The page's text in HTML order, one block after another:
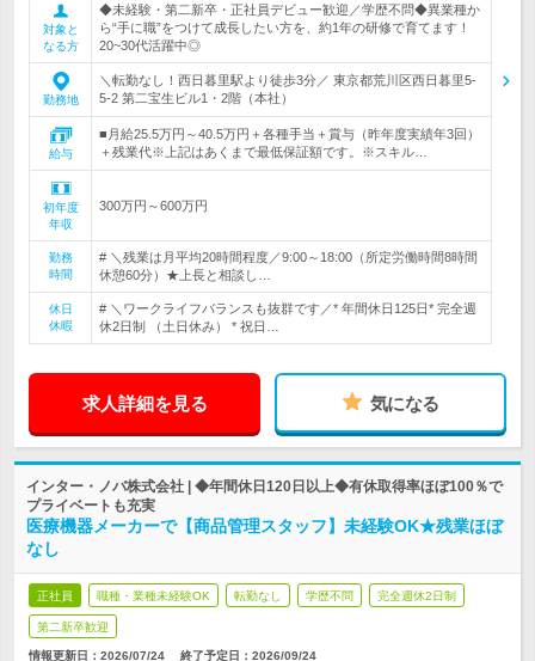
対象と
なる方
◆未経験・第二新卒・正社員デビュー歓迎／学歴不問◆異業種か
ら“手に職”をつけて成長したい方を、約1年の研修で育てます！
20~30代活躍中◎
勤務地
＼転勤なし！西日暮里駅より徒歩3分／ 東京都荒川区西日暮里5-
5-2 第二宝生ビル1・2階（本社）
給与
■月給25.5万円～40.5万円＋各種手当＋賞与（昨年度実績年3回）
＋残業代※上記はあくまで最低保証額です。※スキル…
初年度
年収
300万円～600万円
勤務
時間
# ＼残業は月平均20時間程度／9:00～18:00（所定労働時間8時間
休憩60分）★上長と相談し…
休日
休暇
# ＼ワークライフバランスも抜群です／* 年間休日125日* 完全週
休2日制 （土日休み） * 祝日…
求人詳細を見る 気になる
インター・ノバ株式会社 | ◆年間休日120日以上◆有休取得率ほぼ100％で
プライベートも充実
医療機器メーカーで【商品管理スタッフ】未経験OK★残業ほぼ
なし
正社員 職種・業種未経験OK 転勤なし 学歴不問 完全週休2日制
第二新卒歓迎
情報更新日：2026/07/24 終了予定日： 2026/09/24